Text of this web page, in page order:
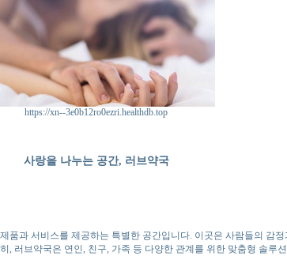
https://xn--3e0b12ro0ezri.healthdb.top
사랑을 나누는 공간, 러브약국
품과 서비스를 제공하는 특별한 공간입니다. 이곳은 사람들의 감정
, 러브약국은 연인, 친구, 가족 등 다양한 관계를 위한 맞춤형 솔루